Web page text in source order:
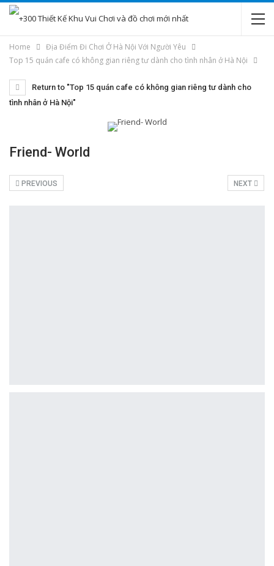
Home
Địa Điểm Đi Chơi Ở Hà Nội Với Người Yêu
Top 15 quán cafe có không gian riêng tư dành cho tình nhân ở Hà Nội
Return to "Top 15 quán cafe có không gian riêng tư dành cho
tình nhân ở Hà Nội"
Friend- World
NEXT
PREVIOUS